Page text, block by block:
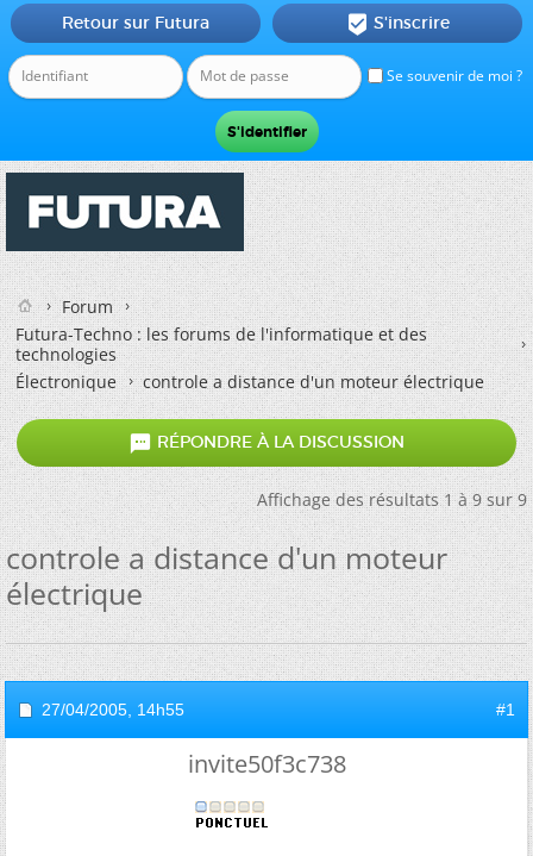
Se souvenir de moi ?
Retour sur Futura  S'inscrire
Forum
Futura-Techno : les forums de l'informatique et des
technologies
Électronique
controle a distance d'un moteur électrique
 RÉPONDRE À LA DISCUSSION
Affichage des résultats 1 à 9 sur 9
controle a distance d'un moteur
électrique
27/04/2005, 14h55 #1
invite50f3c738